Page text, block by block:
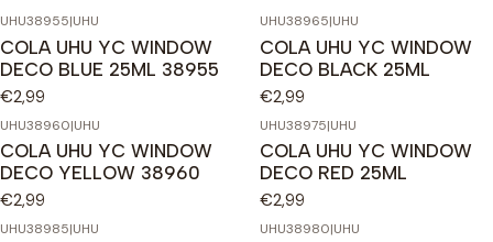
UHU38955|UHU
COLA UHU YC WINDOW
DECO BLUE 25ML 38955
€2,99
UHU38965|UHU
COLA UHU YC WINDOW
DECO BLACK 25ML
€2,99
UHU38960|UHU
COLA UHU YC WINDOW
DECO YELLOW 38960
€2,99
UHU38975|UHU
COLA UHU YC WINDOW
DECO RED 25ML
€2,99
UHU38985|UHU UHU38980|UHU